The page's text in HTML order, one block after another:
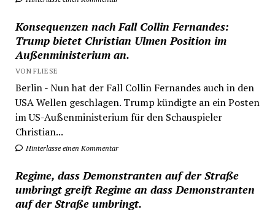
Konsequenzen nach Fall Collin Fernandes:
Trump bietet Christian Ulmen Position im
Außenministerium an.
VON FLIESE
Berlin - Nun hat der Fall Collin Fernandes auch in den
USA Wellen geschlagen. Trump kündigte an ein Posten
im US-Außenministerium für den Schauspieler
Christian...
Hinterlasse einen Kommentar
Regime, dass Demonstranten auf der Straße
umbringt greift Regime an dass Demonstranten
auf der Straße umbringt.